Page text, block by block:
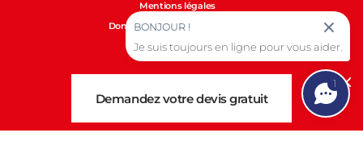
Mentions légales
Données personnelles et cookies
Gestion des cookies
Demandez votre devis gratuit
1
BONJOUR !
Je suis toujours en ligne pour vous aider.